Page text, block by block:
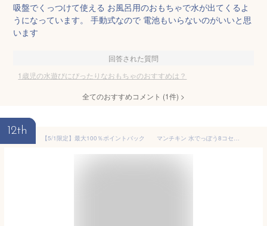
吸盤でくっつけて使える お風呂用のおもちゃで水が出てくるよ
うになっています。 手動式なので 電池もいらないのがいいと思
います
回答された質問
1歳児の水遊びにぴったりなおもちゃのおすすめは？
全てのおすすめコメント (1件) >
12th
【5/1限定】最大100％ポイントバック マンチキン 水でっぽう8コセット MUNCHKIN【9カ月から おふろのおもちゃ 水遊び プール ごっこあそび】【送料無料 沖縄・一部地域を除く】 クリスマス